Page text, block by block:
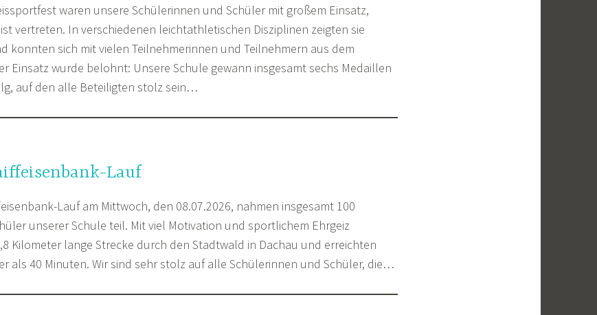
waren unsere Schülerinnen und Schüler mit großem Einsatz,
vertreten. In verschiedenen leichtathletischen Disziplinen zeigten sie
konnten sich mit vielen Teilnehmerinnen und Teilnehmern aus dem
Einsatz wurde belohnt: Unsere Schule gewann insgesamt sechs Medaillen
auf den alle Beteiligten stolz sein…
Lauf
Lauf am Mittwoch, den 08.07.2026, nahmen insgesamt 100
unserer Schule teil. Mit viel Motivation und sportlichem Ehrgeiz
Kilometer lange Strecke durch den Stadtwald in Dachau und erreichten
als 40 Minuten. Wir sind sehr stolz auf alle Schülerinnen und Schüler, die…